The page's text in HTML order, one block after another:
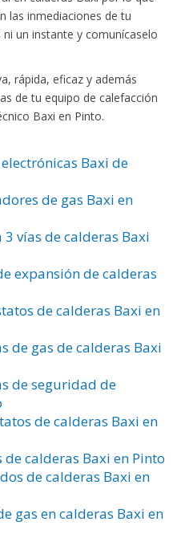
las inmediaciones de tu
un instante y comunícaselo
rápida, eficaz y además
de tu equipo de calefacción
Baxi en Pinto.
Baxi de
de gas Baxi en
vías de calderas Baxi
expansión de calderas
de calderas Baxi en
de gas de calderas Baxi
de seguridad de
de calderas Baxi en
calderas Baxi en Pinto
de calderas Baxi en
gas en calderas Baxi en